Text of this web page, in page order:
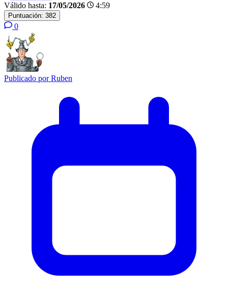
Válido hasta: 17/05/2026 4:59
Puntuación: 382
0
Publicado porRuben